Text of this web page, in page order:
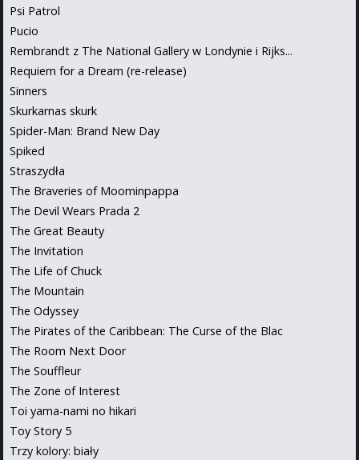
Psi Patrol
Pucio
Rembrandt z The National Gallery w Londynie i Rijks...
Requiem for a Dream (re-release)
Sinners
Skurkarnas skurk
Spider-Man: Brand New Day
Spiked
Straszydła
The Braveries of Moominpappa
The Devil Wears Prada 2
The Great Beauty
The Invitation
The Life of Chuck
The Mountain
The Odyssey
The Pirates of the Caribbean: The Curse of the Blac
The Room Next Door
The Souffleur
The Zone of Interest
Toi yama-nami no hikari
Toy Story 5
Trzy kolory: biały